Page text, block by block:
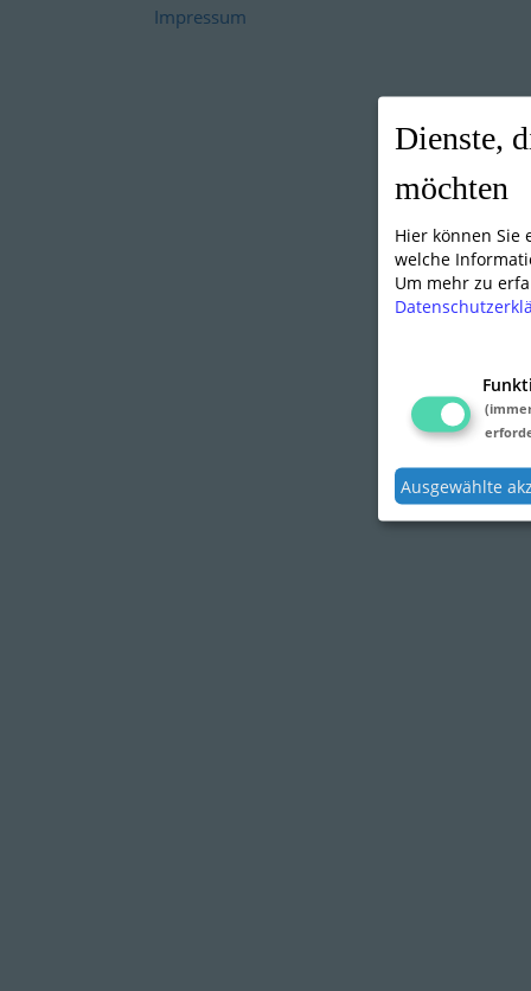
Impressum
Dienste,
möchten
Hier können Sie
welche
Um mehr zu
Ausgewählte